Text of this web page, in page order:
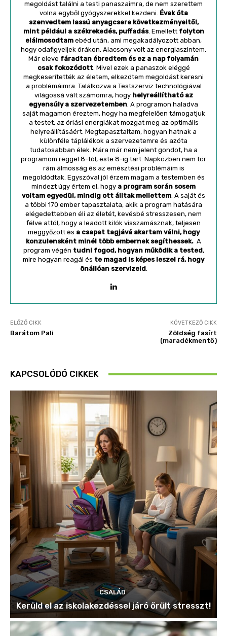
megoldást találni a testi panaszaimra, de nem szerettem
volna egyből gyógyszerekkel kezdeni. Évek óta
szenvedtem lassú anyagcsere következményeitől,
mint például a székrekedés, puffadás. Emellettfolyton
elálmosodtam ebéd után, ami megakadályozott abban,
hogy odafigyeljek órákon. Alacsony volt az energiaszintem.
Már eleve fáradtan ébredtem és ez a nap folyamán
csak fokozódott. Mivel ezek a panaszok eléggé
megkeserítették az életem, elkezdtem megoldást keresni
a problémáimra. Találkozva a Testszerviz technológiával
világossá vált számomra, hogyhelyreállítható az
egyensúly a szervezetemben. A programon haladva
saját magamon éreztem, hogy ha megfelelően támogatjuk
a testet, az óriási energiákat mozgat meg az optimális
helyreállításáért. Megtapasztaltam, hogyan hatnak a
különféle táplálékok a szervezetemre és azóta
tudatosabban élek. Mára már nem jelent gondot, ha a
programom reggel 8-tól, este 8-ig tart. Napközben nem tör
rám álmosság és az emésztési problémáim is
megoldódtak. Egyszóval jól érzem magam a testemben és
mindezt úgy értem el, hogy a program során sosem
voltam egyedül, mindig ott álltak mellettem. A saját és
a többi 170 ember tapasztalata, akik a program hatására
elégedettebben éli az életét, kevésbé stresszesen, nem
félve attól, hogy a leadott kilók visszamásznak, teljesen
meggyőzött és a csapat tagjává akartam válni, hogy
konzulensként minél több embernek segíthessek. A
program végén tudni fogod, hogyan működik a tested,
mire hogyan reagál és te magad is képes leszel rá, hogy
önállóan szervizeld.
ELŐZŐ CIKK
Barátom Pali
KÖVETKEZŐ CIKK
Zöldség fasírt
(maradékmentő)
KAPCSOLÓDÓ CIKKEK
CSALÁD
Kerüld el az iskolakezdéssel járó őrült stresszt!